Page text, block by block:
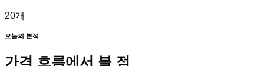
20개
오늘의 분석
가격 흐름에서 볼 점